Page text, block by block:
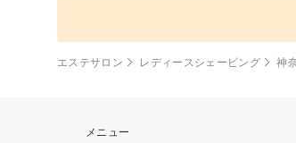
エステサロン レディースシェービング 神
メニュー